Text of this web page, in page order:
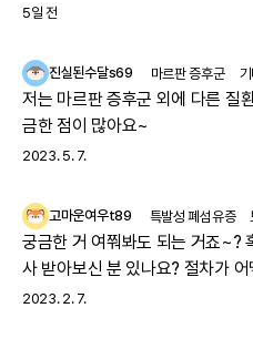
추천 게시글 영역에 올라가 더 많
- 레어메이트 배지를 부여받아 보
수 있습니다. - 왕성한 활동을 기대
굿즈를 드립니다. - 내가 작성한
레어노트에 소개됩니다. Q. 레어메이트란 무엇이고, 어떤 활
동을 하게 될까요? - 레어메이트
니티 생태계를 만들고 활동하는
료 경험을 공유해 다른 레어노트
5일 전
진실된수달s69 마르판 증후군
저는 마르판 증후군 외에 다른 질
금한 점이 많아요~
2023. 5. 7.
고마운여우t89 특발성 폐섬유증
궁금한 거 여쭤봐도 되는 거죠~?
사 받아보신 분 있나요? 절차가
환 진단받았고, 당시에 애기 아빠
2023. 2. 7.